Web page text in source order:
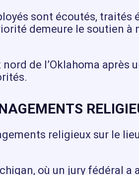
sont écoutés, traités
demeure le soutien à
de l’Oklahoma après
religieux sur le
où un jury fédéral a